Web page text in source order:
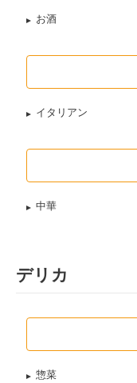
お酒
イタリアン
中華
デリカ
惣菜